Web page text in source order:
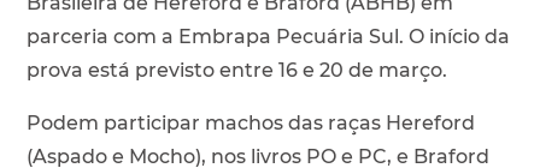
parceria com a Embrapa Pecuária Sul. O início da
prova está previsto entre 16 e 20 de março.
Podem participar machos das raças Hereford
(Aspado e Mocho), nos livros PO e PC, e Braford